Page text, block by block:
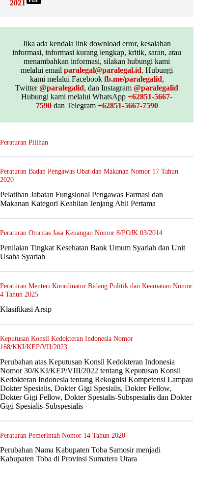
2021
Jika ada kendala link download error, kesalahan
informasi, informasi kurang lengkap, kritik, saran, atau
menambahkan informasi, silakan hubungi kami
melalui emailparalegal@paralegal.id. Hubungi
kami melalui Facebook fb.me/paralegalid,
Twitter@paralegalid, dan Instagram@paralegalid
Hubungi kami melalui WhatsApp+62851-5667-
7590dan Telegram +62851-5667-7590
Peraturan Pilihan
Peraturan Badan Pengawas Obat dan Makanan Nomor 17 Tahun
2020
Pelatihan Jabatan Fungsional Pengawas Farmasi dan
Makanan Kategori Keahlian Jenjang Ahli Pertama
Peraturan Otoritas Jasa Keuangan Nomor 8/POJK.03/2014
Penilaian Tingkat Kesehatan Bank Umum Syariah dan Unit
Usaha Syariah
Peraturan Menteri Koordinator Bidang Politik dan Keamanan Nomor
4 Tahun 2025
Klasifikasi Arsip
Keputusan Konsil Kedokteran Indonesia Nomor
168/KKI/KEP/VII/2023
Perubahan atas Keputusan Konsil Kedokteran Indonesia
Nomor 30/KKI/KEP/VIII/2022 tentang Keputusan Konsil
Kedokteran Indonesia tentang Rekognisi Kompetensi Lampau
Dokter Spesialis, Dokter Gigi Spesialis, Dokter Fellow,
Dokter Gigi Fellow, Dokter Spesialis-Subspesialis dan Dokter
Gigi Spesialis-Subspesialis
Peraturan Pemerintah Nomor 14 Tahun 2020
Perubahan Nama Kabupaten Toba Samosir menjadi
Kabupaten Toba di Provinsi Sumatera Utara